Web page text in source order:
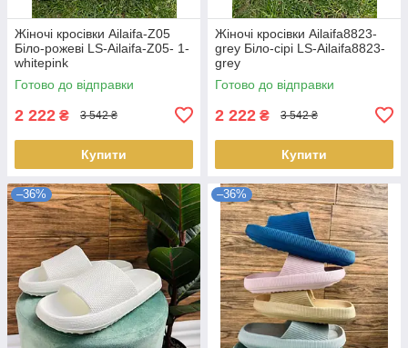
Жіночі кросівки Ailaifa-Z05
Біло-рожеві LS-Ailaifa-Z05- 1-
whitepink
Готово до відправки
2 222 ₴ 3 542 ₴
Купити
Жіночі кросівки Ailaifa8823-
grey Біло-сірі LS-Ailaifa8823-
grey
Готово до відправки
2 222 ₴ 3 542 ₴
Купити
–36% –36%